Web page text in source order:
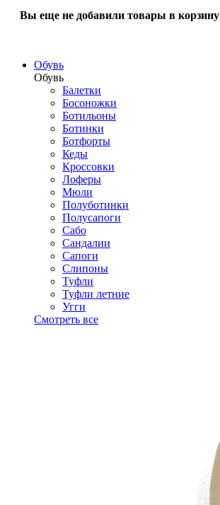
Вы еще не добавили товары в корзину
Обувь
Обувь
Балетки
Босоножки
Ботильоны
Ботинки
Ботфорты
Кеды
Кроссовки
Лоферы
Мюли
Полуботинки
Полусапоги
Сабо
Сандалии
Сапоги
Слипоны
Туфли
Туфли летние
Угги
Смотреть все